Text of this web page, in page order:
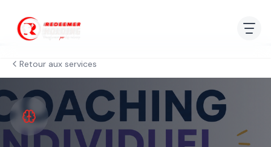
Retour aux services